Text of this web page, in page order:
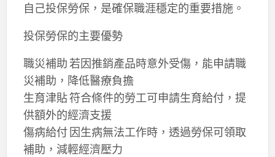
自己投保勞保，是確保職涯穩定的重要措施。
投保勞保的主要優勢
職災補助 若因推銷產品時意外受傷，能申請職
災補助，降低醫療負擔
生育津貼 符合條件的勞工可申請生育給付，提
供額外的經濟支援
傷病給付 因生病無法工作時，透過勞保可領取
補助，減輕經濟壓力